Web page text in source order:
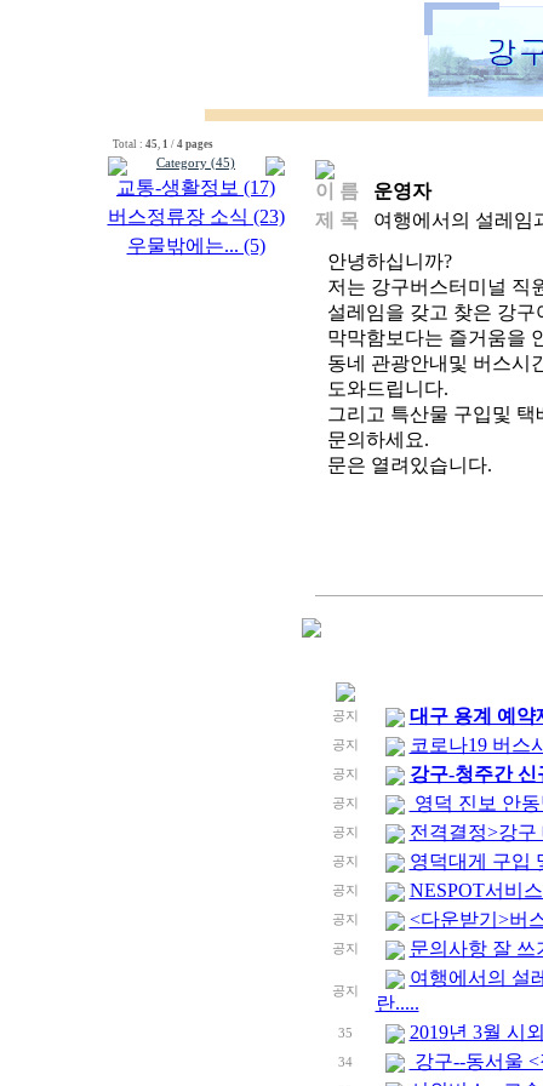
Total : 45, 1 / 4 pages
Category (45)
교통-생활정보 (17)
버스정류장 소식 (23)
우물밖에는... (5)
이 름 운영자
제 목 여행에서의 설레임
안녕하십니까?
저는 강구버스터미널 직
설레임을 갖고 찾은 강구
막막함보다는 즐거움을
동네 관광안내및 버스시
도와드립니다.
그리고 특산물 구입및 택
문의하세요.
문은 열려있습니다.
공지 대구 용계 예약
공지 코로나19 버스
공지 강구-청주간 신
공지 영덕 진보 안
공지 전격결정>강구
공지 영덕대게 구입
공지 NESPOT서비
공지 <다운받기>버
공지 문의사항 잘 쓰
공지
여행에서의 설
란.....
35 2019년 3월 시
34 강구--동서울